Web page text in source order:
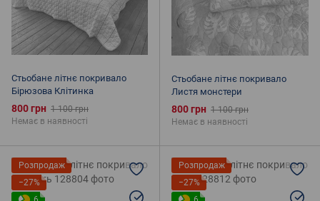
Стьобане літнє покривало
Бірюзова Клітинка
800 грн 1 100 грн
Немає в наявності
Стьобане літнє покривало
Листя монстери
800 грн 1 100 грн
Немає в наявності
Розпродаж
−27%
Розпродаж
−27%